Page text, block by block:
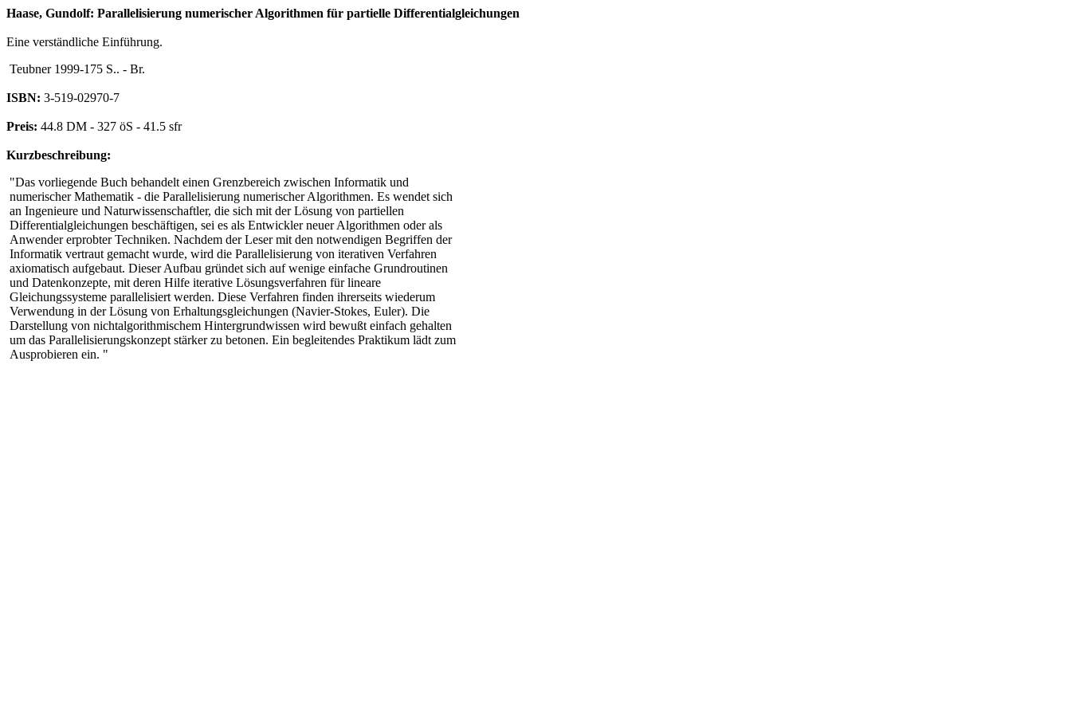
Haase, Gundolf: Parallelisierung numerischer Algorithmen für partielle Differentialgleichungen
Eine verständliche Einführung.
Teubner 1999-175 S.. - Br.
ISBN: 3-519-02970-7
Preis: 44.8 DM - 327 öS - 41.5 sfr
Kurzbeschreibung:
"Das vorliegende Buch behandelt einen Grenzbereich zwischen Informatik und
numerischer Mathematik - die Parallelisierung numerischer Algorithmen. Es wendet sich
an Ingenieure und Naturwissenschaftler, die sich mit der Lösung von partiellen
Differentialgleichungen beschäftigen, sei es als Entwickler neuer Algorithmen oder als
Anwender erprobter Techniken. Nachdem der Leser mit den notwendigen Begriffen der
Informatik vertraut gemacht wurde, wird die Parallelisierung von iterativen Verfahren
axiomatisch aufgebaut. Dieser Aufbau gründet sich auf wenige einfache Grundroutinen
und Datenkonzepte, mit deren Hilfe iterative Lösungsverfahren für lineare
Gleichungssysteme parallelisiert werden. Diese Verfahren finden ihrerseits wiederum
Verwendung in der Lösung von Erhaltungsgleichungen (Navier-Stokes, Euler). Die
Darstellung von nichtalgorithmischem Hintergrundwissen wird bewußt einfach gehalten
um das Parallelisierungskonzept stärker zu betonen. Ein begleitendes Praktikum lädt zum
Ausprobieren ein. "